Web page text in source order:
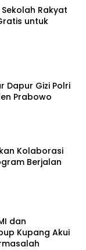
Rakyat
untuk
Dapur Gizi Polri
Prabowo
Kolaborasi
Berjalan
dan
Kupang Akui